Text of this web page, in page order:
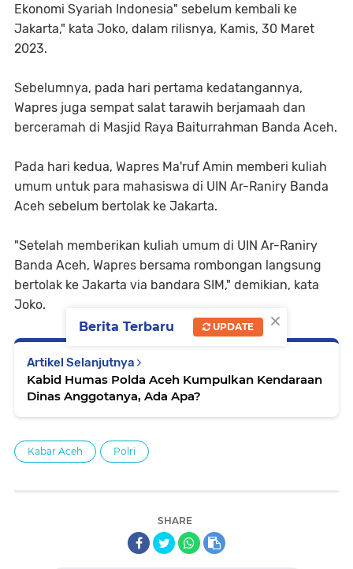
Ekonomi Syariah Indonesia" sebelum kembali ke
Jakarta," kata Joko, dalam rilisnya, Kamis, 30 Maret
2023.
Sebelumnya, pada hari pertama kedatangannya,
Wapres juga sempat salat tarawih berjamaah dan
berceramah di Masjid Raya Baiturrahman Banda Aceh.
Pada hari kedua, Wapres Ma'ruf Amin memberi kuliah
umum untuk para mahasiswa di UIN Ar-Raniry Banda
Aceh sebelum bertolak ke Jakarta.
"Setelah memberikan kuliah umum di UIN Ar-Raniry
Banda Aceh, Wapres bersama rombongan langsung
bertolak ke Jakarta via bandara SIM," demikian, kata
Joko.
Artikel Selanjutnya
Kabid Humas Polda Aceh Kumpulkan Kendaraan
Dinas Anggotanya, Ada Apa?
Kabar Aceh Polri
SHARE
×
Berita Terbaru UPDATE